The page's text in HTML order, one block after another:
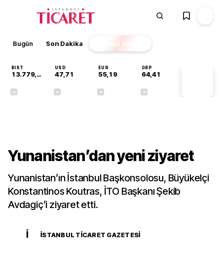
Bugün Son Dakika Finans EKSTRA
BIST
13.779,39
USD
47,71
EUR
55,19
GBP
64,41
Yunanistan’dan yeni ziyaret
Yunanistan’ın İstanbul Başkonsolosu, Büyükelçi
Konstantinos Koutras, İTO Başkanı Şekib
Avdagiç’i ziyaret etti.
İ İSTANBUL TICARET GAZETESI